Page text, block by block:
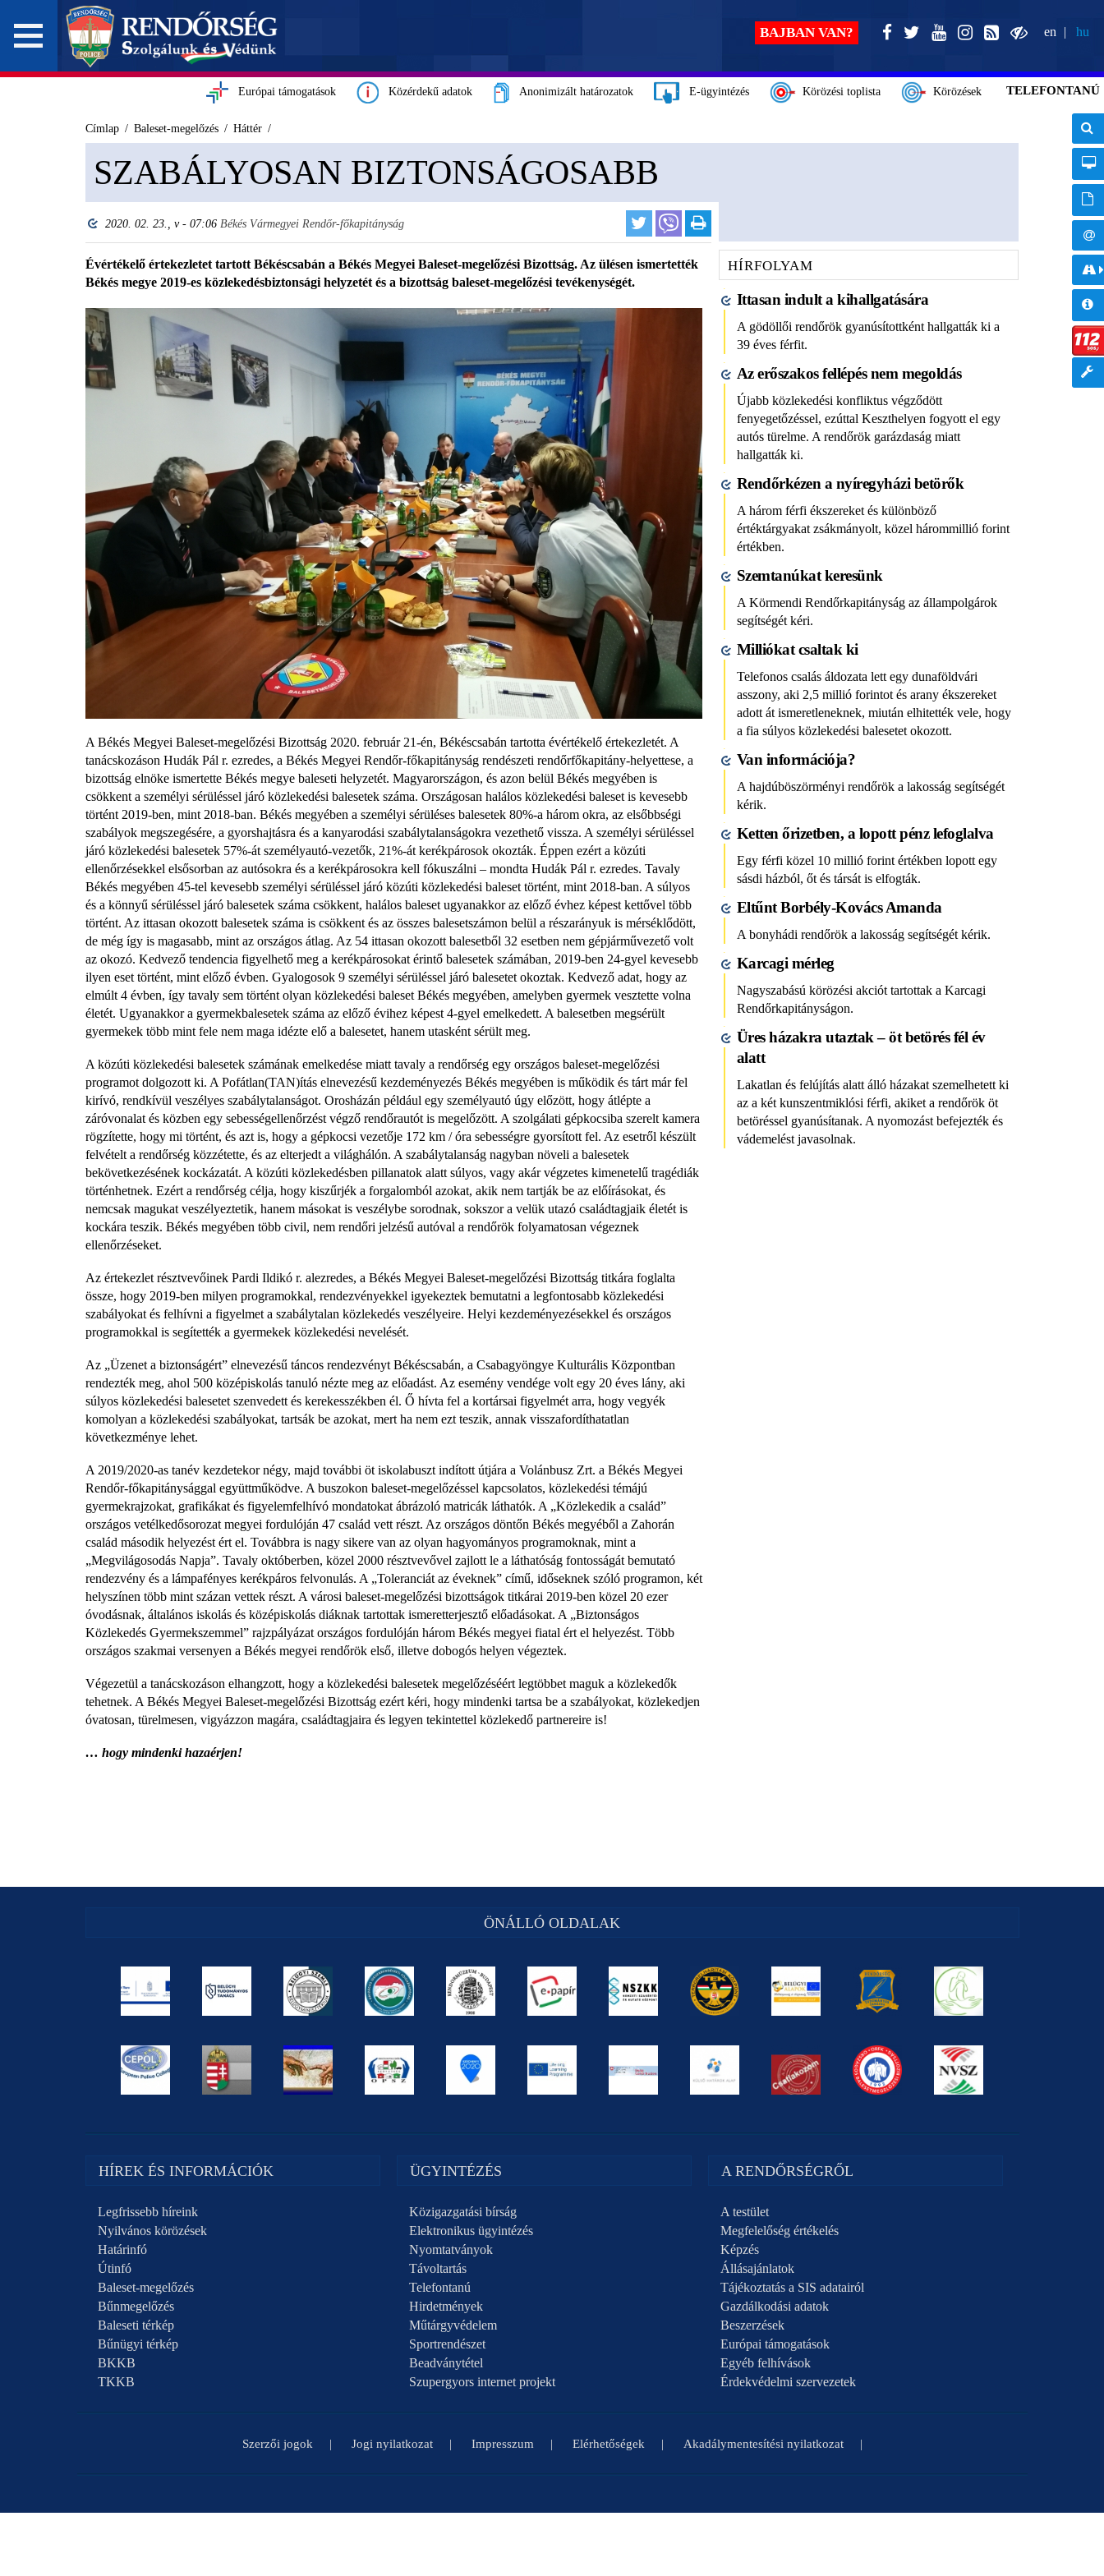
en hu
BAJBAN VAN?
Európai támogatások Közérdekű adatok Anonimizált határozatok E-ügyintézés Körözési toplista Körözések TELEFONTANÚ
Címlap Baleset-megelőzés Háttér
SZABÁLYOSAN BIZTONSÁGOSABB
2020. 02. 23., v - 07:06 Békés Vármegyei Rendőr-főkapitányság
Évértékelő értekezletet tartott Békéscsabán a Békés Megyei Baleset-megelőzési Bizottság. Az ülésen ismertették
Békés megye 2019-es közlekedésbiztonsági helyzetét és a bizottság baleset-megelőzési tevékenységét.
A Békés Megyei Baleset-megelőzési Bizottság 2020. február 21-én, Békéscsabán tartotta évértékelő értekezletét. A
tanácskozáson Hudák Pál r. ezredes, a Békés Megyei Rendőr-főkapitányság rendészeti rendőrfőkapitány-helyettese, a
bizottság elnöke ismertette Békés megye baleseti helyzetét. Magyarországon, és azon belül Békés megyében is
csökkent a személyi sérüléssel járó közlekedési balesetek száma. Országosan halálos közlekedési baleset is kevesebb
történt 2019-ben, mint 2018-ban. Békés megyében a személyi sérüléses balesetek 80%-a három okra, az elsőbbségi
szabályok megszegésére, a gyorshajtásra és a kanyarodási szabálytalanságokra vezethető vissza. A személyi sérüléssel
járó közlekedési balesetek 57%-át személyautó-vezetők, 21%-át kerékpárosok okozták. Éppen ezért a közúti
ellenőrzésekkel elsősorban az autósokra és a kerékpárosokra kell fókuszálni – mondta Hudák Pál r. ezredes. Tavaly
Békés megyében 45-tel kevesebb személyi sérüléssel járó közúti közlekedési baleset történt, mint 2018-ban. A súlyos
és a könnyű sérüléssel járó balesetek száma csökkent, halálos baleset ugyanakkor az előző évhez képest kettővel több
történt. Az ittasan okozott balesetek száma is csökkent és az összes balesetszámon belül a részarányuk is mérséklődött,
de még így is magasabb, mint az országos átlag. Az 54 ittasan okozott balesetből 32 esetben nem gépjárművezető volt
az okozó. Kedvező tendencia figyelhető meg a kerékpárosokat érintő balesetek számában, 2019-ben 24-gyel kevesebb
ilyen eset történt, mint előző évben. Gyalogosok 9 személyi sérüléssel járó balesetet okoztak. Kedvező adat, hogy az
elmúlt 4 évben, így tavaly sem történt olyan közlekedési baleset Békés megyében, amelyben gyermek vesztette volna
életét. Ugyanakkor a gyermekbalesetek száma az előző évihez képest 4-gyel emelkedett. A balesetben megsérült
gyermekek több mint fele nem maga idézte elő a balesetet, hanem utasként sérült meg.
A közúti közlekedési balesetek számának emelkedése miatt tavaly a rendőrség egy országos baleset-megelőzési
programot dolgozott ki. A Pofátlan(TAN)ítás elnevezésű kezdeményezés Békés megyében is működik és tárt már fel
kirívó, rendkívül veszélyes szabálytalanságot. Orosházán például egy személyautó úgy előzött, hogy átlépte a
záróvonalat és közben egy sebességellenőrzést végző rendőrautót is megelőzött. A szolgálati gépkocsiba szerelt kamera
rögzítette, hogy mi történt, és azt is, hogy a gépkocsi vezetője 172 km / óra sebességre gyorsított fel. Az esetről készült
felvételt a rendőrség közzétette, és az elterjedt a világhálón. A szabálytalanság nagyban növeli a balesetek
bekövetkezésének kockázatát. A közúti közlekedésben pillanatok alatt súlyos, vagy akár végzetes kimenetelű tragédiák
történhetnek. Ezért a rendőrség célja, hogy kiszűrjék a forgalomból azokat, akik nem tartják be az előírásokat, és
nemcsak magukat veszélyeztetik, hanem másokat is veszélybe sorodnak, sokszor a velük utazó családtagjaik életét is
kockára teszik. Békés megyében több civil, nem rendőri jelzésű autóval a rendőrök folyamatosan végeznek
ellenőrzéseket.
Az értekezlet résztvevőinek Pardi Ildikó r. alezredes, a Békés Megyei Baleset-megelőzési Bizottság titkára foglalta
össze, hogy 2019-ben milyen programokkal, rendezvényekkel igyekeztek bemutatni a legfontosabb közlekedési
szabályokat és felhívni a figyelmet a szabálytalan közlekedés veszélyeire. Helyi kezdeményezésekkel és országos
programokkal is segítették a gyermekek közlekedési nevelését.
Az „Üzenet a biztonságért” elnevezésű táncos rendezvényt Békéscsabán, a Csabagyöngye Kulturális Központban
rendezték meg, ahol 500 középiskolás tanuló nézte meg az előadást. Az esemény vendége volt egy 20 éves lány, aki
súlyos közlekedési balesetet szenvedett és kerekesszékben él. Ő hívta fel a kortársai figyelmét arra, hogy vegyék
komolyan a közlekedési szabályokat, tartsák be azokat, mert ha nem ezt teszik, annak visszafordíthatatlan
következménye lehet.
A 2019/2020-as tanév kezdetekor négy, majd további öt iskolabuszt indított útjára a Volánbusz Zrt. a Békés Megyei
Rendőr-főkapitánysággal együttműködve. A buszokon baleset-megelőzéssel kapcsolatos, közlekedési témájú
gyermekrajzokat, grafikákat és figyelemfelhívó mondatokat ábrázoló matricák láthatók. A „Közlekedik a család”
országos vetélkedősorozat megyei fordulóján 47 család vett részt. Az országos döntőn Békés megyéből a Zahorán
család második helyezést ért el. Továbbra is nagy sikere van az olyan hagyományos programoknak, mint a
„Megvilágosodás Napja”. Tavaly októberben, közel 2000 résztvevővel zajlott le a láthatóság fontosságát bemutató
rendezvény és a lámpafényes kerékpáros felvonulás. A „Toleranciát az éveknek” című, időseknek szóló programon, két
helyszínen több mint százan vettek részt. A városi baleset-megelőzési bizottságok titkárai 2019-ben közel 20 ezer
óvodásnak, általános iskolás és középiskolás diáknak tartottak ismeretterjesztő előadásokat. A „Biztonságos
Közlekedés Gyermekszemmel” rajzpályázat országos fordulóján három Békés megyei fiatal ért el helyezést. Több
országos szakmai versenyen a Békés megyei rendőrök első, illetve dobogós helyen végeztek.
Végezetül a tanácskozáson elhangzott, hogy a közlekedési balesetek megelőzéséért legtöbbet maguk a közlekedők
tehetnek. A Békés Megyei Baleset-megelőzési Bizottság ezért kéri, hogy mindenki tartsa be a szabályokat, közlekedjen
óvatosan, türelmesen, vigyázzon magára, családtagjaira és legyen tekintettel közlekedő partnereire is!
… hogy mindenki hazaérjen!
HÍRFOLYAM
Ittasan indult a kihallgatására
A gödöllői rendőrök gyanúsítottként hallgatták ki a
39 éves férfit.
Az erőszakos fellépés nem megoldás
Újabb közlekedési konfliktus végződött
fenyegetőzéssel, ezúttal Keszthelyen fogyott el egy
autós türelme. A rendőrök garázdaság miatt
hallgatták ki.
Rendőrkézen a nyíregyházi betörők
A három férfi ékszereket és különböző
értéktárgyakat zsákmányolt, közel hárommillió forint
értékben.
Szemtanúkat keresünk
A Körmendi Rendőrkapitányság az állampolgárok
segítségét kéri.
Milliókat csaltak ki
Telefonos csalás áldozata lett egy dunaföldvári
asszony, aki 2,5 millió forintot és arany ékszereket
adott át ismeretleneknek, miután elhitették vele, hogy
a fia súlyos közlekedési balesetet okozott.
Van információja?
A hajdúböszörményi rendőrök a lakosság segítségét
kérik.
Ketten őrizetben, a lopott pénz lefoglalva
Egy férfi közel 10 millió forint értékben lopott egy
sásdi házból, őt és társát is elfogták.
Eltűnt Borbély-Kovács Amanda
A bonyhádi rendőrök a lakosság segítségét kérik.
Karcagi mérleg
Nagyszabású körözési akciót tartottak a Karcagi
Rendőrkapitányságon.
Üres házakra utaztak – öt betörés fél év
alatt
Lakatlan és felújítás alatt álló házakat szemelhetett ki
az a két kunszentmiklósi férfi, akiket a rendőrök öt
betöréssel gyanúsítanak. A nyomozást befejezték és
vádemelést javasolnak.
ÖNÁLLÓ OLDALAK
HÍREK ÉS INFORMÁCIÓK
Legfrissebb híreink
Nyilvános körözések
Határinfó
Útinfó
Baleset-megelőzés
Bűnmegelőzés
Baleseti térkép
Bűnügyi térkép
BKKB
TKKB
ÜGYINTÉZÉS
Közigazgatási bírság
Elektronikus ügyintézés
Nyomtatványok
Távoltartás
Telefontanú
Hirdetmények
Műtárgyvédelem
Sportrendészet
Beadványtétel
Szupergyors internet projekt
A RENDŐRSÉGRŐL
A testület
Megfelelőség értékelés
Képzés
Állásajánlatok
Tájékoztatás a SIS adatairól
Gazdálkodási adatok
Beszerzések
Európai támogatások
Egyéb felhívások
Érdekvédelmi szervezetek
Szerzői jogok Jogi nyilatkozat Impresszum Elérhetőségek Akadálymentesítési nyilatkozat